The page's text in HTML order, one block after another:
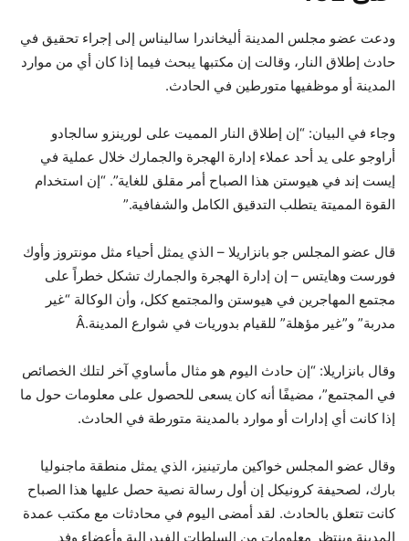
ودعت عضو مجلس المدينة أليخاندرا ساليناس إلى إجراء تحقيق في
حادث إطلاق النار، وقالت إن مكتبها يبحث فيما إذا كان أي من موارد
المدينة أو موظفيها متورطين في الحادث.
وجاء في البيان: “إن إطلاق النار المميت على لورينزو سالجادو
أراوجو على يد أحد عملاء إدارة الهجرة والجمارك خلال عملية في
إيست إند في هيوستن هذا الصباح أمر مقلق للغاية”. “إن استخدام
القوة المميتة يتطلب التدقيق الكامل والشفافية.”
قال عضو المجلس جو بانزاريلا – الذي يمثل أحياء مثل مونتروز وأوك
فورست وهايتس – إن إدارة الهجرة والجمارك تشكل خطراً على
مجتمع المهاجرين في هيوستن والمجتمع ككل، وأن الوكالة “غير
مدربة” و”غير مؤهلة” للقيام بدوريات في شوارع المدينة.Â
وقال بانزاريلا: “إن حادث اليوم هو مثال مأساوي آخر لتلك الخصائص
في المجتمع”، مضيفًا أنه كان يسعى للحصول على معلومات حول ما
إذا كانت أي إدارات أو موارد بالمدينة متورطة في الحادث.
وقال عضو المجلس خواكين مارتينيز، الذي يمثل منطقة ماجنوليا
بارك، لصحيفة كرونيكل إن أول رسالة نصية حصل عليها هذا الصباح
كانت تتعلق بالحادث. لقد أمضى اليوم في محادثات مع مكتب عمدة
المدينة وينتظر معلومات من السلطات الفيدرالية وأعضاء وفد